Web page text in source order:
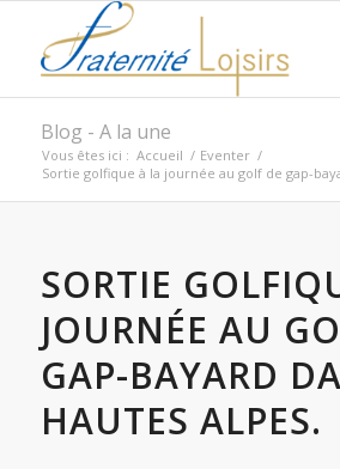
Blog - A la une
Vous êtes ici : Accueil / Eventer /
Sortie golfique à la journée au golf de gap-
SORTIE
JOURNÉE AU
GAP-BAYARD
HAUTES ALPES.